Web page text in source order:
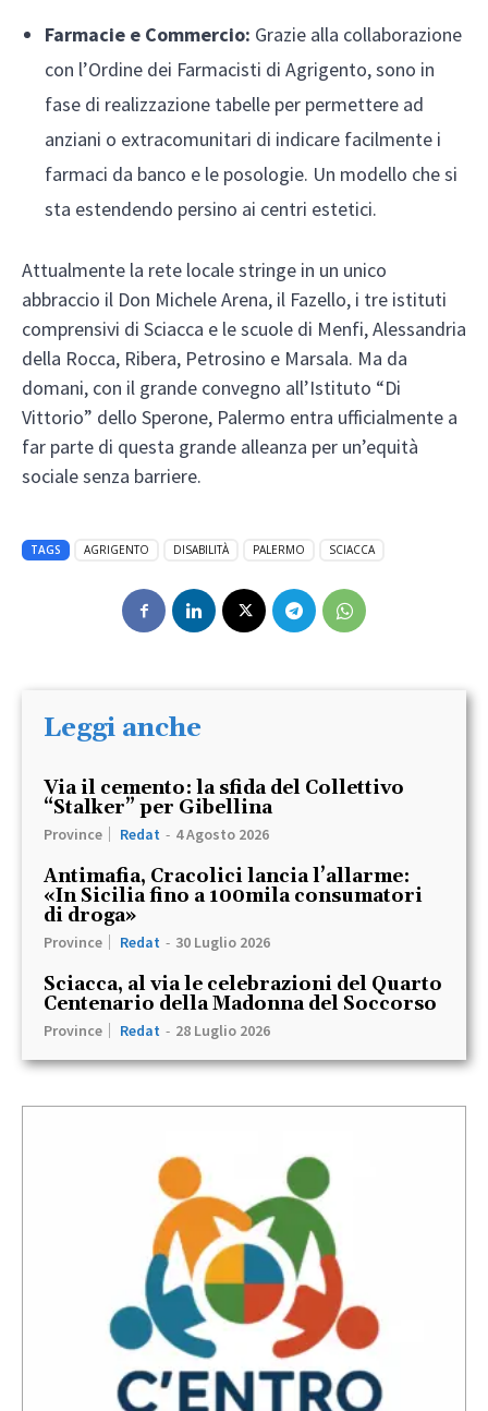
Farmacie e Commercio: Grazie alla collaborazione
con l’Ordine dei Farmacisti di Agrigento, sono in
fase di realizzazione tabelle per permettere ad
anziani o extracomunitari di indicare facilmente i
farmaci da banco e le posologie. Un modello che si
sta estendendo persino ai centri estetici.
Attualmente la rete locale stringe in un unico
abbraccio il Don Michele Arena, il Fazello, i tre istituti
comprensivi di Sciacca e le scuole di Menfi, Alessandria
della Rocca, Ribera, Petrosino e Marsala. Ma da
domani, con il grande convegno all’Istituto “Di
Vittorio” dello Sperone, Palermo entra ufficialmente a
far parte di questa grande alleanza per un’equità
sociale senza barriere.
TAGS AGRIGENTO DISABILITÀ PALERMO SCIACCA
Leggi anche
Via il cemento: la sfida del Collettivo
“Stalker” per Gibellina
Province Redat - 4 Agosto 2026
Antimafia, Cracolici lancia l’allarme:
«In Sicilia fino a 100mila consumatori
di droga»
Province Redat - 30 Luglio 2026
Sciacca, al via le celebrazioni del Quarto
Centenario della Madonna del Soccorso
Province Redat - 28 Luglio 2026